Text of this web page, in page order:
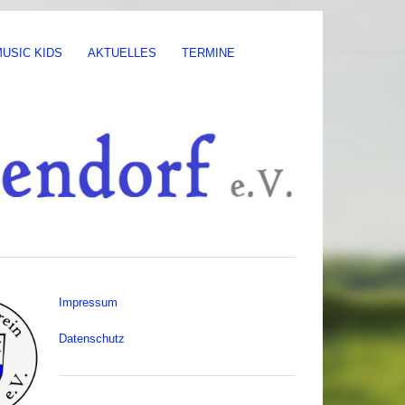
KIDS AKTUELLES TERMINE
Impressum
Datenschutz